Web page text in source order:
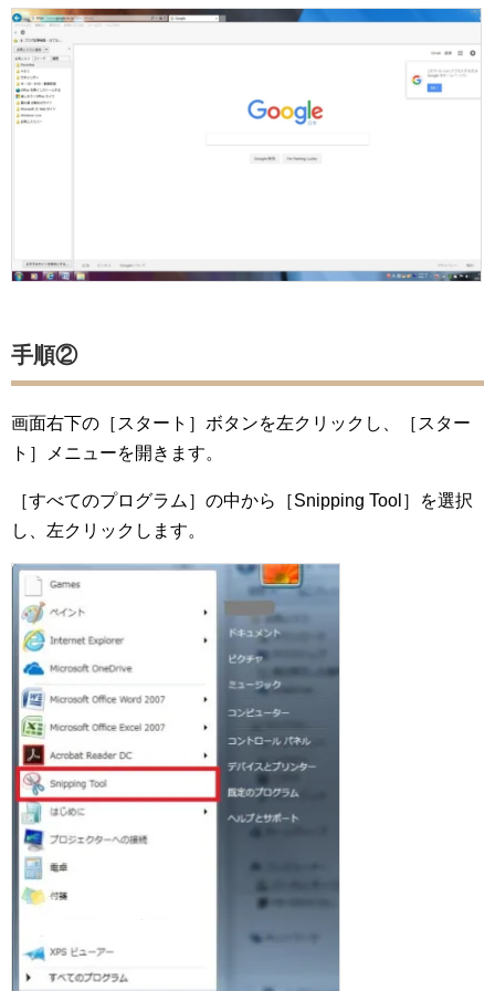
手順②
画面右下の［スタート］ボタンを左クリックし、［スター
ト］メニューを開きます。
［すべてのプログラム］の中から［Snipping Tool］を選択
し、左クリックします。